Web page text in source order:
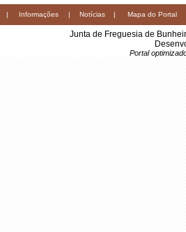
| Informações | Notícias | Mapa do Portal
Junta de Freguesia de
Portal